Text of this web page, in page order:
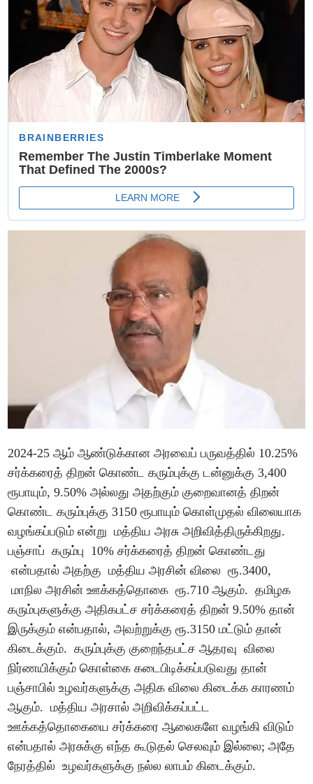
2024-25 ஆம் ஆண்டுக்கான அரவைப் பருவத்தில் 10.25%
சர்க்கரைத் திறன் கொண்ட கரும்புக்கு டன்னுக்கு 3,400
ரூபாயும், 9.50% அல்லது அதற்கும் குறைவானத் திறன்
கொண்ட கரும்புக்கு 3150 ரூபாயும் கொள்முதல் விலையாக
வழங்கப்படும் என்று மத்திய அரசு அறிவித்திருக்கிறது.
பஞ்சாப் கரும்பு 10% சர்க்கரைத் திறன் கொண்டது
என்பதால் அதற்கு மத்திய அரசின் விலை ரூ.3400,
மாநில அரசின் ஊக்கத்தொகை ரூ.710 ஆகும். தமிழக
கரும்புகளுக்கு அதிகபட்ச சர்க்கரைத் திறன் 9.50% தான்
இருக்கும் என்பதால், அவற்றுக்கு ரூ.3150 மட்டும் தான்
கிடைக்கும். கரும்புக்கு குறைந்தபட்ச ஆதரவு விலை
நிர்ணயிக்கும் கொள்கை கடைபிடிக்கப்படுவது தான்
பஞ்சாபில் உழவர்களுக்கு அதிக விலை கிடைக்க காரணம்
ஆகும். மத்திய அரசால் அறிவிக்கப்பட்ட
ஊக்கத்தொகையை சர்க்கரை ஆலைகளே வழங்கி விடும்
என்பதால் அரசுக்கு எந்த கூடுதல் செலவும் இல்லை; அதே
நேரத்தில் உழவர்களுக்கு நல்ல லாபம் கிடைக்கும்.